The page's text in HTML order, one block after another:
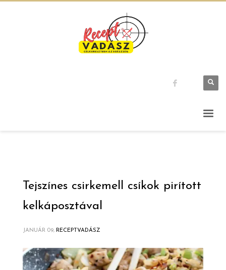
Tejszínes csirkemell csíkok pirított
kelkáposztával
JANUÁR 09, RECEPTVADÁSZ